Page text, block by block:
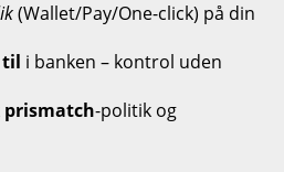
(Wallet/Pay/One-click) på din
til i banken – kontrol uden
prismatch-politik og